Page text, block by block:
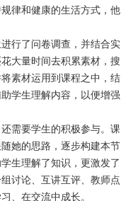
律和健康的生活方式，他
行了问卷调查，并结合实
大量时间去积累素材，搜
素材运用到课程之中，结
学生理解内容，以便增强
需要学生的积极参与。课
她的思路，逐步构建本节
生理解了知识，更激发了
讨论、互讲互评、教师点
、在交流中成长。